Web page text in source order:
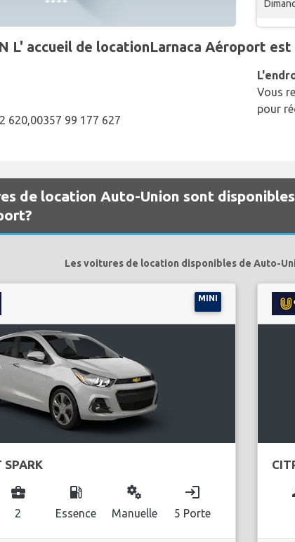
L' accueil de locationLarnaca Aéroport est
620,00357 99 177 627
Vous
pour
de location Auto-Union sont
Les voitures de location disponibles de Auto-
MINI
SPARK
business_center
2
local_gas_station
Essence
miscellaneous_services
Manuelle
login
5 Porte